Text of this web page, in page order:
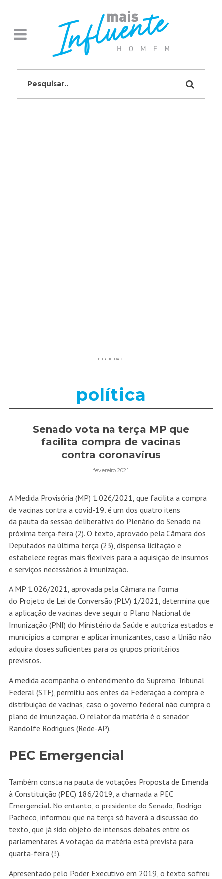
PUBLICIDADE
política
Senado vota na terça MP que
facilita compra de vacinas
contra coronavírus
fevereiro 2021
A Medida Provisória (MP) 1.026/2021, que facilita a compra
de vacinas contra a covid-19, é um dos quatro itens
da pautada sessão deliberativa do Plenário do Senado na
próxima terça-feira (2). O texto, aprovado pela Câmara dos
Deputados na última terça (23), dispensa licitação e
estabelece regras mais flexíveis para a aquisição de insumos
e serviços necessários à imunização.
A MP 1.026/2021, aprovada pela Câmara na forma
do Projeto de Lei de Conversão (PLV) 1/2021, determina que
a aplicação de vacinas deve seguir o Plano Nacional de
Imunização (PNI) do Ministério da Saúde e autoriza estados e
municípios a comprar e aplicar imunizantes, caso a União não
adquira doses suficientes para os grupos prioritários
previstos.
A medida acompanha o entendimento do Supremo Tribunal
Federal (STF), permitiu aos entes da Federação a compra e
distribuição de vacinas, caso o governo federal não cumpra o
plano de imunização. O relator da matéria é o senador
Randolfe Rodrigues (Rede-AP).
PEC Emergencial
Também consta na pauta de votações Proposta de Emenda
à Constituição (PEC) 186/2019, a chamada a PEC
Emergencial. No entanto, o presidente do Senado, Rodrigo
Pacheco, informou que na terça só haverá a discussão do
texto, que já sido objeto de intensos debates entre os
parlamentares. A votação da matéria está prevista para
quarta-feira (3).
Apresentado pelo Poder Executivo em 2019, o texto sofreu